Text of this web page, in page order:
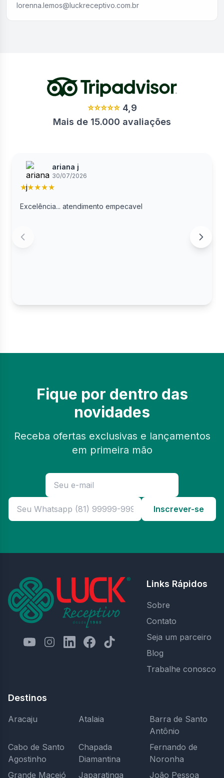
lorenna.lemos@luckreceptivo.com.br
⭐⭐⭐⭐⭐4,9
Mais de 15.000 avaliações
ariana j
30/07/2026
★★★★★
Excelência... atendimento empecavel
Fique por dentro das
novidades
Receba ofertas exclusivas e lançamentos
em primeira mão
Inscrever-se
Links Rápidos
Sobre
Contato
Seja um parceiro
Blog
Trabalhe conosco
Destinos
Aracaju Atalaia
Barra de Santo
Antônio
Cabo de Santo
Agostinho
Chapada
Diamantina
Fernando de
Noronha
Grande Maceió
Japaratinga João Pessoa